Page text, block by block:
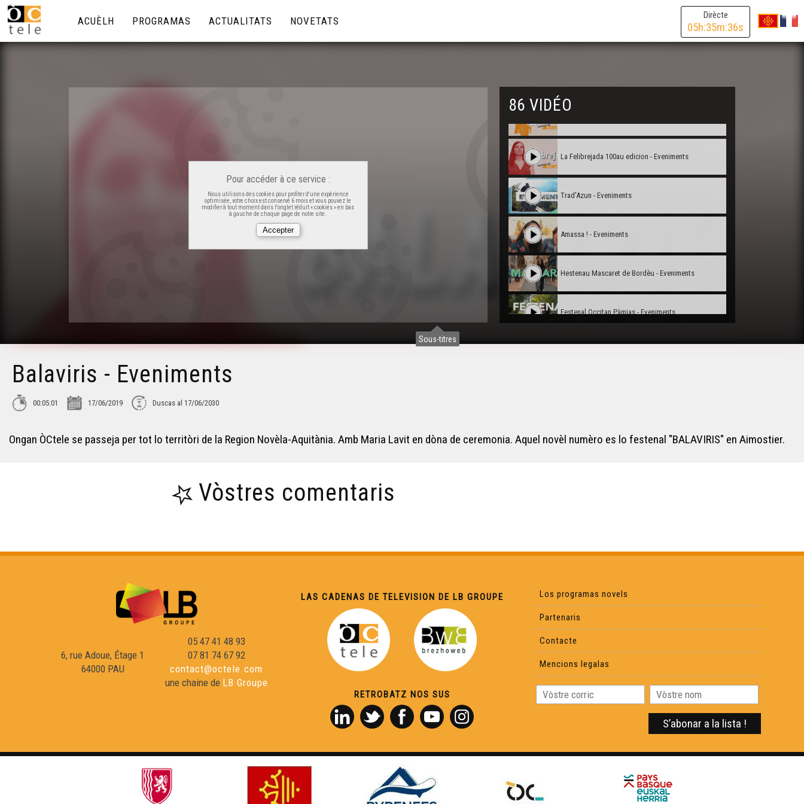
Dirècte
05h:35m:36s
ACUÈLH PROGRAMAS ACTUALITATS NOVETATS
Sous-titres
Pour accéder à ce service :
Nous utilisons des cookies pour profiter d'une expérience
optimisée, votre choix est conservé 6 mois et vous pouvez le
modifier à tout moment dans l'onglet réduit « cookies » en bas
à gauche de chaque page de notre site.
86 VIDÉO
Los J'ÒCS Calandreta - Eveniments
La Felibrejada 100au edicion - Eveniments
Trad'Azun - Eveniments
Amassa ! - Eveniments
Hestenau Mascaret de Bordèu - Eveniments
Festenal Occitan Pàmias - Eveniments
L'Amassada - Eveniments
L'estagi deu CFPÒC - Eveniments
L'enchantada - Eveniments
Cyrano, Un dia au teatre - Eveniments
Balaviris - Eveniments
00:05:01 17/06/2019 Duscas al 17/06/2030
Ongan ÒCtele se passeja per tot lo territòri de la Region Novèla-Aquitània. Amb Maria Lavit en dòna de ceremonia. Aquel novèl numèro es lo festenal "BALAVIRIS" en Aimostier.
Vòstres comentaris
6, rue Adoue, Étage 1
64000 PAU
05 47 41 48 93
07 81 74 67 92
contact@octele.com
une chaine de LB Groupe
LAS CADENAS DE TELEVISION DE LB GROUPE
RETROBATZ NOS SUS
Los programas novels
Partenaris
Contacte
Mencions legalas